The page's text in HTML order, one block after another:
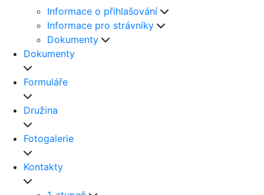
Informace o přihlašování
Informace pro strávníky
Dokumenty
Dokumenty
Formuláře
Družina
Fotogalerie
Kontakty